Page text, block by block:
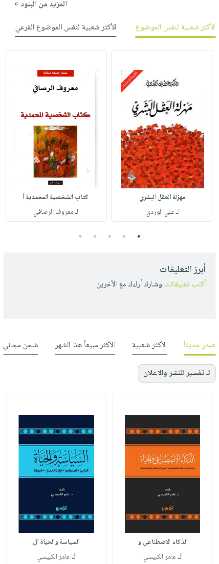
المزيد من البنود »
الأكثر شعبية لنفس الموضوع
الأكثر شعبية لنفس الموضوع الفرعي
مهزلة العقل البشري
لـ علي الوردي
كتاب الشخصية المحمدية أ
لـ معروف الرصافي
1
2
3
4
5
أبرز التعليقات
أكتب تعليقاتك وشارك أراءك مع الأخرين
صدر حديثاً الأكثر شعبية الأكثر مبيعاً هذا الشهر شحن مجاني
لـ تفسير للنشر والاعلان
الذكاء الاصطناعي و
لـعامر الكبيسي
السياسة والحياة ال
لـعامر الكبيسي